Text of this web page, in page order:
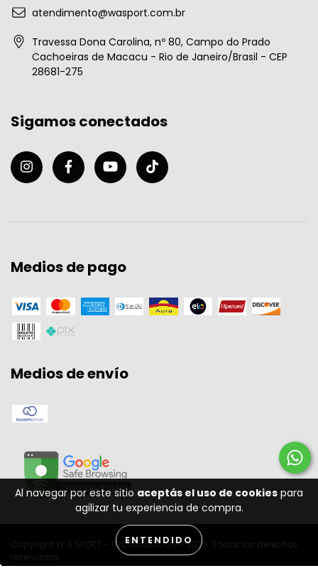
Al navegar por este sitio aceptás el uso de cookies para
agilizar tu experiencia de compra.
ENTENDIDO
atendimento@wasport.com.br
Travessa Dona Carolina, nº 80, Campo do Prado
Cachoeiras de Macacu - Rio de Janeiro/Brasil - CEP
28681-275
Sigamos conectados
Medios de pago
Medios de envío
Copyright W A SPORT - 11301556000134 - 2026. Todos los derechos
reservados.